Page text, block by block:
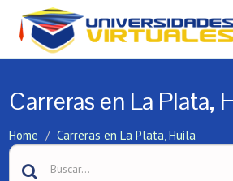
Carreras en La Plata,
Home Carreras en La Plata, Huila